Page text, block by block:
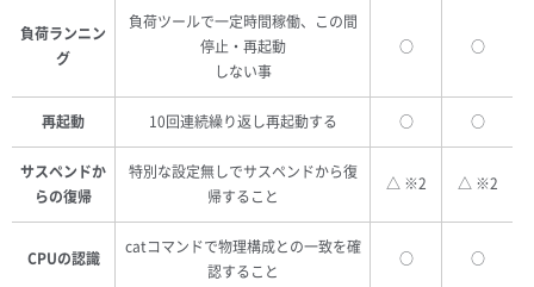
負荷ランニン
グ
負荷ツールで一定時間稼働、この間
停止・再起動
しない事
○ ○
再起動 10回連続繰り返し再起動する ○ ○
サスペンドか
らの復帰
特別な設定無しでサスペンドから復
帰すること
△ ※2 △ ※2
CPUの認識
catコマンドで物理構成との一致を確
認すること
○ ○